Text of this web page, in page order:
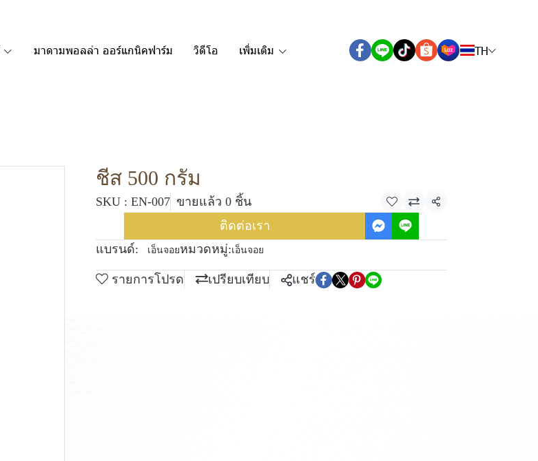
มาดามพอลล่า ออร์แกนิคฟาร์ม วิดีโอ เพิ่มเติม TH
ชีส 500 กรัม
SKU : EN-007 ขายแล้ว 0 ชิ้น
แชร์
ติดต่อเรา
แบรนด์:
เอ็นจอยหมวดหมู่:เอ็นจอย
รายการโปรด เปรียบเทียบ แชร์